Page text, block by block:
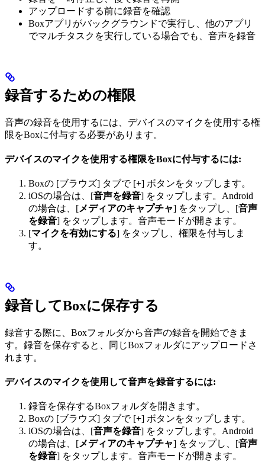
アップロードする前に録音を確認
Boxアプリがバックグラウンドで実行し、他のアプリ
でマルチタスクを実行している場合でも、音声を録音
録音するための権限
音声の録音を使用するには、デバイスのマイクを使用する権
限をBoxに付与する必要があります。
デバイスのマイクを使用する権限をBoxに付与するには:
Boxの [ブラウズ] タブで [+] ボタンをタップします。
iOSの場合は、[音声を録音] をタップします。Android
の場合は、[メディアのキャプチャ] をタップし、[音声
を録音] をタップします。音声モードが開きます。
[マイクを有効にする] をタップし、権限を付与しま
す。
録音してBoxに保存する
録音する際に、Boxフォルダから音声の録音を開始できま
す。録音を保存すると、同じBoxフォルダにアップロードさ
れます。
デバイスのマイクを使用して音声を録音するには:
録音を保存するBoxフォルダを開きます。
Boxの [ブラウズ] タブで [+] ボタンをタップします。
iOSの場合は、[音声を録音] をタップします。Android
の場合は、[メディアのキャプチャ] をタップし、[音声
を録音] をタップします。音声モードが開きます。